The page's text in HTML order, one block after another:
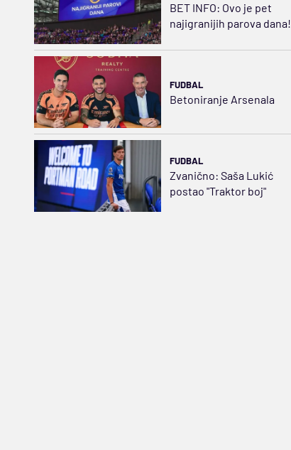
BET INFO: Ovo je pet
najigranijih parova dana!
FUDBAL
Betoniranje Arsenala
FUDBAL
Zvanično: Saša Lukić
postao "Traktor boj"